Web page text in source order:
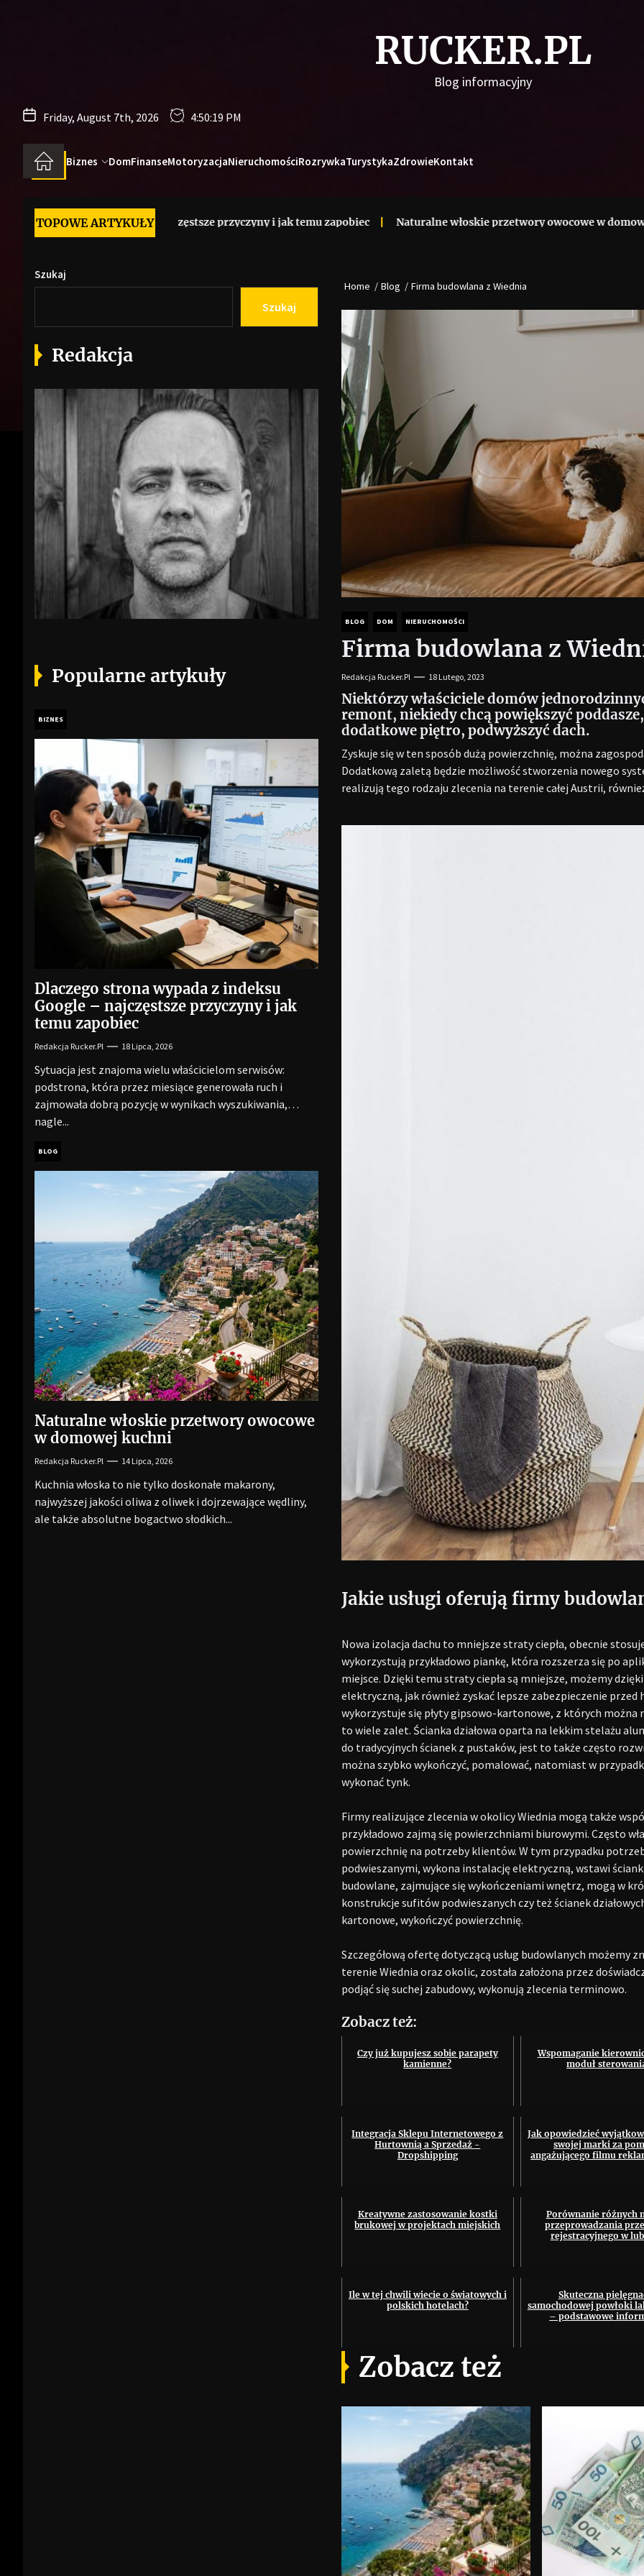
RUCKER.PL
Blog informacyjny
Friday, August 7th, 2026 4:50:20 PM
Biznes DomFinanseMotoryzacjaNieruchomościRozrywkaTurystykaZdrowieKontakt
TOPOWE ARTYKUŁY
Google – najczęstsze przyczyny i jak temu zapobiec Naturalne włoskie przetwory owocowe w domowej kuchni
Home Blog Firma budowlana z Wiednia
BLOG DOM NIERUCHOMOŚCI
Firma budowlana z
Redakcja Rucker.pl 18 Lutego, 2023
Niektórzy właściciele domów
remont, niekiedy chcą powiększyć
dodatkowe piętro, podwyższyć dach.
Zyskuje się w ten sposób dużą powierzchnię, można
Dodatkową zaletą będzie możliwość stworzenia nowego
realizują tego rodzaju zlecenia na terenie całej Austrii,
Jakie usługi oferują firmy
Nowa izolacja dachu to mniejsze straty ciepła, obecnie
wykorzystują przykładowo piankę, która rozszerza się po
miejsce. Dzięki temu straty ciepła są mniejsze, możemy
elektryczną, jak również zyskać lepsze zabezpieczenie przed
wykorzystuje się płyty gipsowo-kartonowe, z których można
to wiele zalet. Ścianka działowa oparta na lekkim stelażu
do tradycyjnych ścianek z pustaków, jest to także często
można szybko wykończyć, pomalować, natomiast w
wykonać tynk.
Firmy realizujące zlecenia w okolicy Wiednia mogą także
przykładowo zajmą się powierzchniami biurowymi. Często
powierzchnię na potrzeby klientów. W tym przypadku
podwieszanymi, wykona instalację elektryczną, wstawi
budowlane, zajmujące się wykończeniami wnętrz, mogą w
konstrukcje sufitów podwieszanych czy też ścianek
kartonowe, wykończyć powierzchnię.
Szczegółową ofertę dotyczącą usług budowlanych możemy
terenie Wiednia oraz okolic, została założona przez
podjąć się suchej zabudowy, wykonują zlecenia terminowo.
Zobacz też:
Czy już kupujesz sobie parapety
kamienne?
Wspomaganie
moduł
Integracja Sklepu Internetowego z
Hurtownią a Sprzedaż -
Dropshipping
Jak opowiedzieć
swojej marki za
angażującego filmu
Kreatywne zastosowanie kostki
brukowej w projektach miejskich
Porównanie różnych
przeprowadzania
rejestracyjnego w
Ile w tej chwili wiecie o światowych i
polskich hotelach?
Skuteczna
samochodowej powłoki
– podstawowe
Zobacz też
Szukaj
Szukaj
Redakcja
Popularne artykuły
BIZNES
Dlaczego strona wypada z indeksu
Google – najczęstsze przyczyny i jak
temu zapobiec
Redakcja Rucker.pl 18 Lipca, 2026
Sytuacja jest znajoma wielu właścicielom serwisów:
podstrona, która przez miesiące generowała ruch i
zajmowała dobrą pozycję w wynikach wyszukiwania,
nagle...
BLOG
Naturalne włoskie przetwory owocowe
w domowej kuchni
Redakcja Rucker.pl 14 Lipca, 2026
Kuchnia włoska to nie tylko doskonałe makarony,
najwyższej jakości oliwa z oliwek i dojrzewające wędliny,
ale także absolutne bogactwo słodkich...